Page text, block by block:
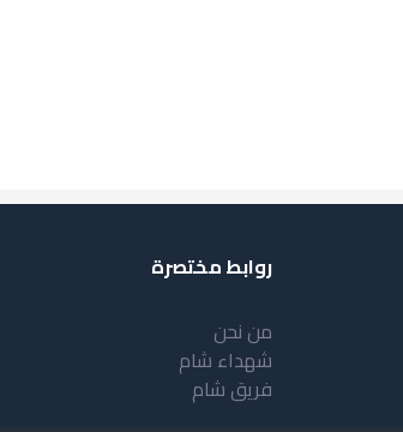
روابط مختصرة
من نحن
شهداء شام
فريق شام